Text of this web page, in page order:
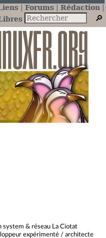
Forums
Rédaction
& réseau La Ciotat
expérimenté / architecte